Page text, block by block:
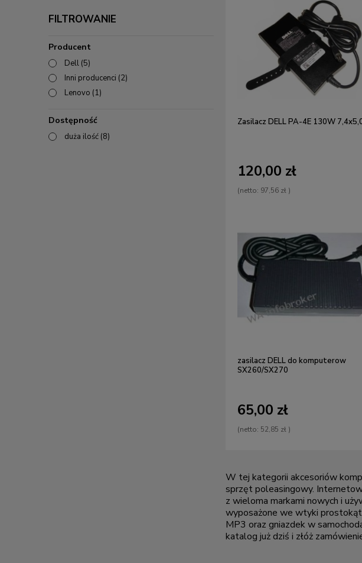
FILTROWANIE
Producent
Dell (5)
Inni producenci (2)
Lenovo (1)
Dostępność
duża ilość (8)
Zasilacz DELL PA-4E 130W
120,00 zł
(netto: 97,56 zł )
zasilacz DELL do komputerow
SX260/SX270
65,00 zł
(netto: 52,85 zł )
W tej kategorii akcesoriów
sprzęt poleasingowy.
z wieloma markami nowych i
wyposażone we wtyki
MP3 oraz gniazdek w
katalog już dziś i złóż